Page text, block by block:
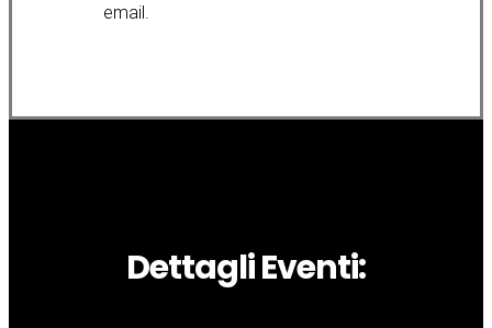
email.
Dettagli Eventi: